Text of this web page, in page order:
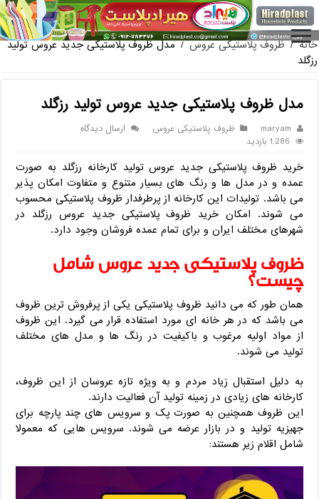
فروش گ
خانه / ظروف پلاستیکی عروس / مدل ظروف پلاستیکی جدید عروس تولید
رزگلد
مدل ظروف پلاستیکی جدید عروس تولید رزگلد
maryam ظروف پلاستیکی عروس
ارسال دیدگاه
1,286 بازدید
خرید ظروف پلاستیکی جدید عروس تولید کارخانه رزگلد به صورت
عمده و در مدل ها و رنگ های بسیار متنوع و متفاوت امکان پذیر
می باشد. تولیدات این کارخانه از پرطرفدار ظروف پلاستیکی محسوب
می شوند. امکان خرید ظروف پلاستیکی جدید عروس رزگلد در
شهرهای مختلف ایران و برای تمام عمده فروشان وجود دارد.
ظروف پلاستیکی جدید عروس شامل
چیست؟
همان طور که می دانید ظروف پلاستیکی یکی از پرفروش ترین ظروف
می باشد که در هر خانه ای مورد استفاده قرار می گیرد. این ظروف
از مواد اولیه مرغوب و باکیفیت در رنگ ها و مدل های مختلف
تولید می شوند.
به دلیل استقبال زیاد مردم و به ویژه تازه عروسان از این ظروف،
کارخانه های زیادی در زمینه تولید آن فعالیت دارند.
این ظروف همچنین به صورت پک و سرویس های چند پارچه برای
جهیزیه تولید و در بازار عرضه می شوند. سرویس هایی که معمولا
شامل اقلام زیر هستند: